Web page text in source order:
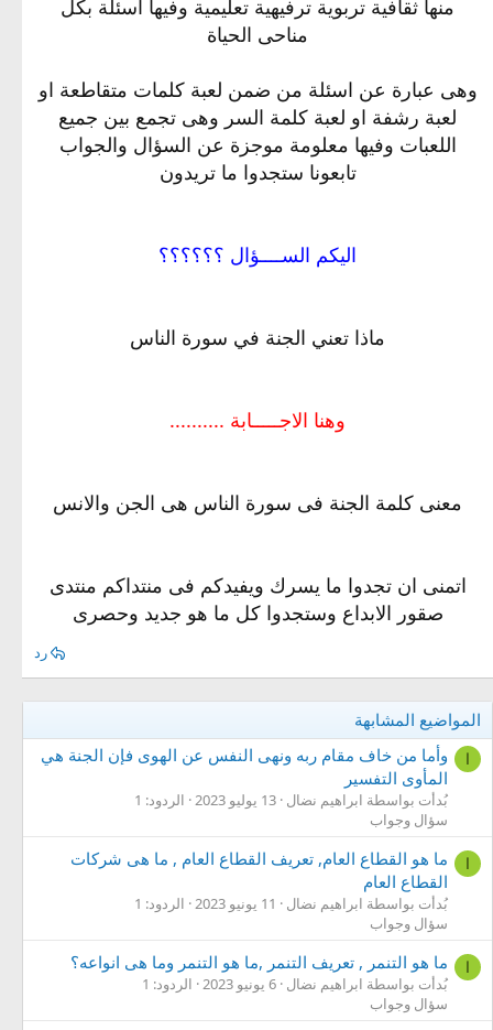
منها ثقافية تربوية ترفيهية تعليمية وفيها اسئلة بكل
مناحى الحياة
وهى عبارة عن اسئلة من ضمن لعبة كلمات متقاطعة او
لعبة رشفة او لعبة كلمة السر وهى تجمع بين جميع
اللعبات وفيها معلومة موجزة عن السؤال والجواب
تابعونا ستجدوا ما تريدون
اليكم الســــؤال ؟؟؟؟؟؟
ماذا تعني الجنة في سورة الناس
وهنا الاجـــــابة ..........
معنى كلمة الجنة فى سورة الناس هى الجن والانس
اتمنى ان تجدوا ما يسرك ويفيدكم فى منتداكم منتدى
صقور الابداع وستجدوا كل ما هو جديد وحصرى
رد
المواضيع المشابهة
ا
وأما من خاف مقام ربه ونهى النفس عن الهوى فإن الجنة هي
المأوى التفسير
بُدأت بواسطة ابراهيم نضال 13 يوليو 2023
الردود: 1
سؤال وجواب
ا
ما هو القطاع العام, تعريف القطاع العام , ما هى شركات
القطاع العام
بُدأت بواسطة ابراهيم نضال 11 يونيو 2023
الردود: 1
سؤال وجواب
ا ما هو التنمر , تعريف التنمر ,ما هو التنمر وما هى انواعه؟
بُدأت بواسطة ابراهيم نضال 6 يونيو 2023
الردود: 1
سؤال وجواب